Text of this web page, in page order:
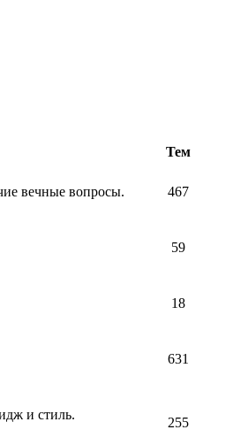
Тем
вечные вопросы.
467
59
18
631
и стиль.
255